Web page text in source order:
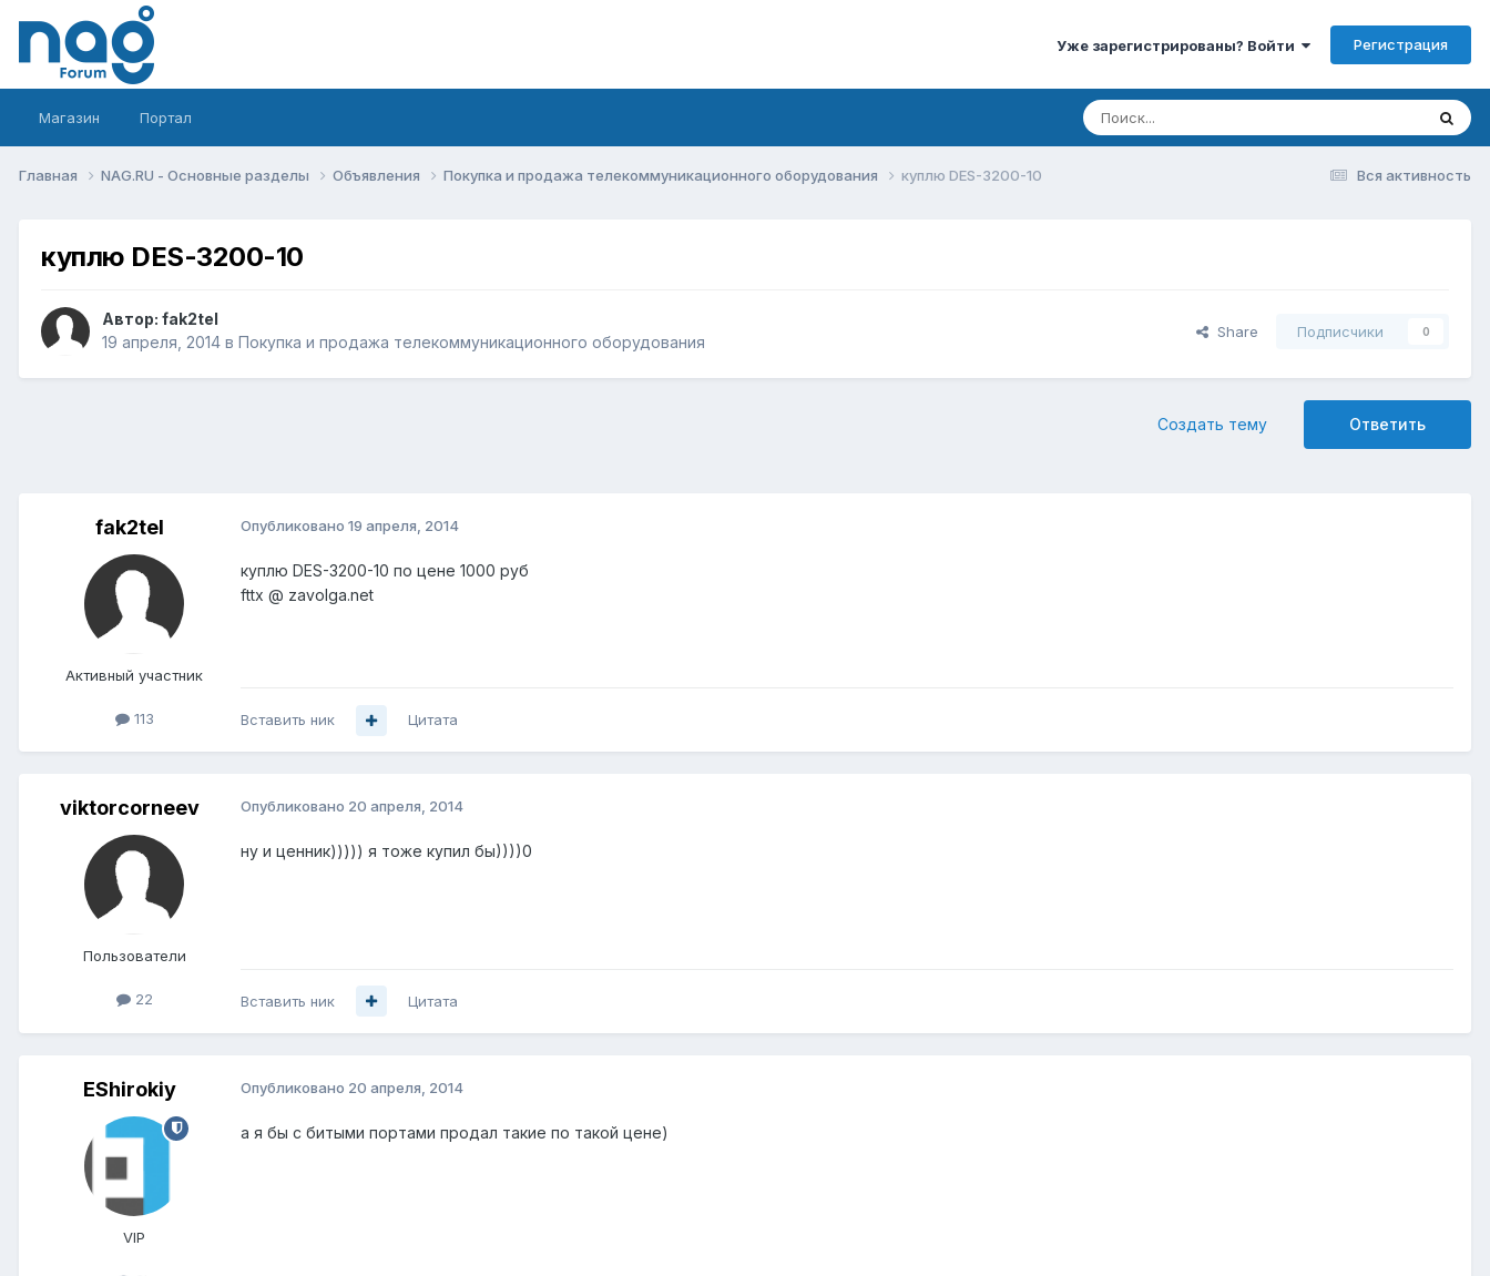
Уже зарегистрированы? Войти Регистрация
Магазин Портал
Вся активность
Главная NAG.RU - Основные разделы Объявления Покупка и продажа телекоммуникационного оборудования куплю DES-3200-10
куплю DES-3200-10
Автор: fak2tel
19 апреля, 2014 в Покупка и продажа телекоммуникационного оборудования
Share Подписчики 0
Ответить
Создать тему
fak2tel
Активный участник
113
Опубликовано 19 апреля, 2014
куплю DES-3200-10 по цене 1000 руб
fttx @ zavolga.net
Вставить ник Цитата
viktorcorneev
Пользователи
22
Опубликовано 20 апреля, 2014
ну и ценник))))) я тоже купил бы))))0
Вставить ник Цитата
EShirokiy
VIP
Опубликовано 20 апреля, 2014
а я бы с битыми портами продал такие по такой цене)